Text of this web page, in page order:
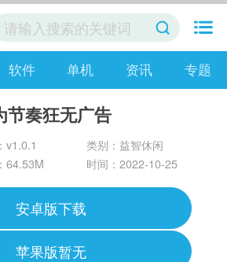
软件 单机 资讯 专题
节奏狂无广告
v1.0.1
类别：益智休闲
64.53M
时间：2022-10-25
安卓版下载
苹果版暂无